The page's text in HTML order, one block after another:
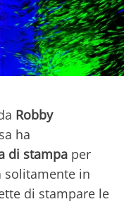
Robby
ha
di stampa per
solitamente in
di stampare le